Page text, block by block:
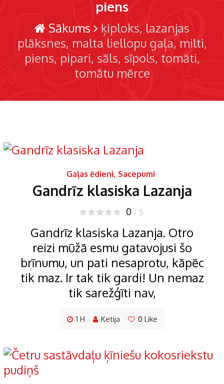
piens
Sākums ķiploks lazanjas
plāksnes malta liellopu gaļa milti
piens pipari sāls sīpols tomāti
tomātu mērce
Gaļas ēdieni, Sacepumi
Gandrīz klasiska Lazanja
0 / 5
Gandrīz klasiska Lazanja. Otro
reizi mūžā esmu gatavojusi šo
brīnumu, un pati nesaprotu, kāpēc
tik maz. Ir tak tik gardi! Un nemaz
tik sarežģīti nav,
1 H Ketija 0 Like